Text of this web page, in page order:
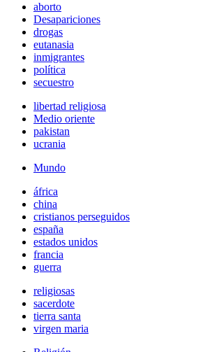
aborto
Desapariciones
drogas
eutanasia
inmigrantes
política
secuestro
libertad religiosa
Medio oriente
pakistan
ucrania
Mundo
áfrica
china
cristianos perseguidos
españa
estados unidos
francia
guerra
religiosas
sacerdote
tierra santa
virgen maria